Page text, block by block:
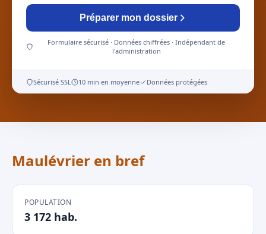
Préparer mon dossier
Formulaire sécurisé · Données chiffrées · Indépendant de
l'administration
Sécurisé SSL 10 min en moyenne Données protégées
Maulévrier en bref
POPULATION
3 172 hab.